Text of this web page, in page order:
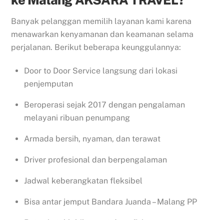
Banyak pelanggan memilih layanan kami karena
menawarkan kenyamanan dan keamanan selama
perjalanan. Berikut beberapa keunggulannya:
Door to Door Service langsung dari lokasi
penjemputan
Beroperasi sejak 2017 dengan pengalaman
melayani ribuan penumpang
Armada bersih, nyaman, dan terawat
Driver profesional dan berpengalaman
Jadwal keberangkatan fleksibel
Bisa antar jemput Bandara Juanda – Malang PP